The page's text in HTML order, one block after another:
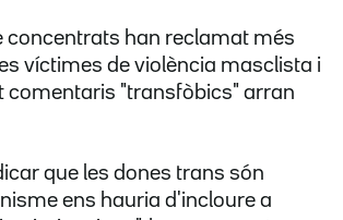
concentrats han reclamat més
víctimes de violència masclista i
comentaris "transfòbics" arran
que les dones trans són
ens hauria d'incloure a